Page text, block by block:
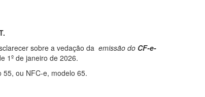
sobre a vedação da emissão do CF-e-
1º de janeiro de 2026.
ou NFC-e, modelo 65.